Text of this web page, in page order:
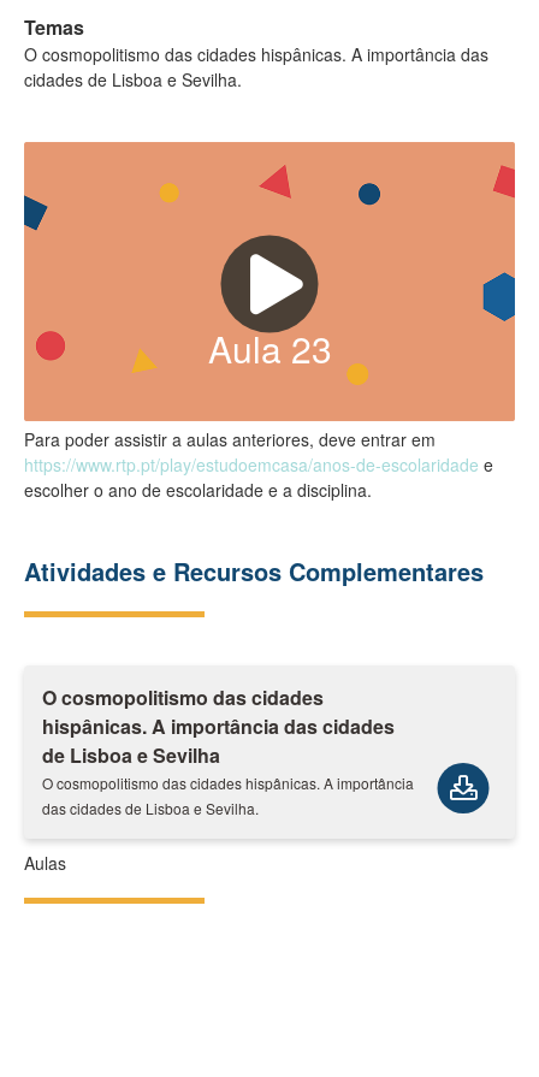
Temas
O cosmopolitismo das cidades hispânicas. A importância das
cidades de Lisboa e Sevilha.
Aula23
Para poder assistir a aulas anteriores, deve entrar em
https://www.rtp.pt/play/estudoemcasa/anos-de-escolaridade e
escolher o ano de escolaridade e a disciplina.
Atividades e Recursos Complementares
O cosmopolitismo das cidades
hispânicas. A importância das cidades
de Lisboa e Sevilha
O cosmopolitismo das cidades hispânicas. A importância
das cidades de Lisboa e Sevilha.
Aulas